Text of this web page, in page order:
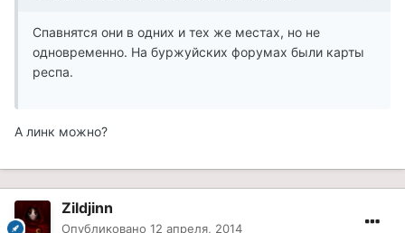
Спавнятся они в одних и тех же местах, но не
одновременно. На буржуйских форумах были карты
респа.
А линк можно?
Zildjinn
Опубликовано 12 апреля, 2014